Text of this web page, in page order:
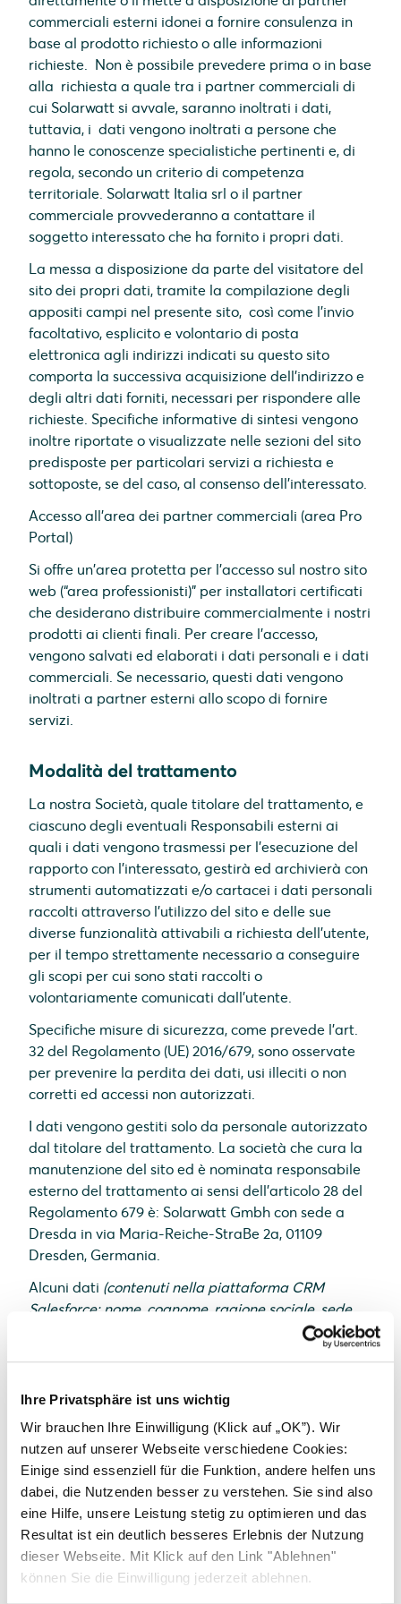
Ihre Privatsphäre ist uns wichtig
Wir brauchen Ihre Einwilligung (Klick auf „OK”). Wir
nutzen auf unserer Webseite verschiedene Cookies:
Einige sind essenziell für die Funktion, andere helfen uns
dabei, die Nutzenden besser zu verstehen. Sie sind also
eine Hilfe, unsere Leistung stetig zu optimieren und das
Resultat ist ein deutlich besseres Erlebnis der Nutzung
dieser Webseite. Mit Klick auf den Link "Ablehnen"
können Sie die Einwilligung jederzeit ablehnen.
commerciali esterni idonei a fornire consulenza in
base al prodotto richiesto o alle informazioni
richieste. Non è possibile prevedere prima o in base
alla richiesta a quale tra i partner commerciali di
cui Solarwatt si avvale, saranno inoltrati i dati,
tuttavia, i dati vengono inoltrati a persone che
hanno le conoscenze specialistiche pertinenti e, di
regola, secondo un criterio di competenza
territoriale. Solarwatt Italia srl o il partner
commerciale provvederanno a contattare il
soggetto interessato che ha fornito i propri dati.
La messa a disposizione da parte del visitatore del
sito dei propri dati, tramite la compilazione degli
appositi campi nel presente sito, così come l’invio
facoltativo, esplicito e volontario di posta
elettronica agli indirizzi indicati su questo sito
comporta la successiva acquisizione dell'indirizzo e
degli altri dati forniti, necessari per rispondere alle
richieste. Specifiche informative di sintesi vengono
inoltre riportate o visualizzate nelle sezioni del sito
predisposte per particolari servizi a richiesta e
sottoposte, se del caso, al consenso dell’interessato.
Accesso all'area dei partner commerciali (area Pro
Portal)
Si offre un'area protetta per l'accesso sul nostro sito
web (“area professionisti)” per installatori certificati
che desiderano distribuire commercialmente i nostri
prodotti ai clienti finali. Per creare l'accesso,
vengono salvati ed elaborati i dati personali e i dati
commerciali. Se necessario, questi dati vengono
inoltrati a partner esterni allo scopo di fornire
servizi.
Modalità del trattamento
La nostra Società, quale titolare del trattamento, e
ciascuno degli eventuali Responsabili esterni ai
quali i dati vengono trasmessi per l’esecuzione del
rapporto con l’interessato, gestirà ed archivierà con
strumenti automatizzati e/o cartacei i dati personali
raccolti attraverso l’utilizzo del sito e delle sue
diverse funzionalità attivabili a richiesta dell’utente,
per il tempo strettamente necessario a conseguire
gli scopi per cui sono stati raccolti o
volontariamente comunicati dall’utente.
Specifiche misure di sicurezza, come prevede l’art.
32 del Regolamento (UE) 2016/679, sono osservate
per prevenire la perdita dei dati, usi illeciti o non
corretti ed accessi non autorizzati.
I dati vengono gestiti solo da personale autorizzato
dal titolare del trattamento. La società che cura la
manutenzione del sito ed è nominata responsabile
esterno del trattamento ai sensi dell’articolo 28 del
Regolamento 679 è: Solarwatt Gmbh con sede a
Dresda in via Maria-Reiche-StraBe 2a, 01109
Dresden, Germania.
Alcuni dati (contenuti nella piattaforma CRM
Salesforce: nome, cognome, ragione sociale, sede,
potranno essere trasferiti in Paesi al
profilazione personale dell’utente ai fini delle
comunicazioni marketing diretto.
Sicurezza
Introduciamo misure di sicurezza tecniche e
organizzative per garantire che i dati personali
degli utenti del sito siano protetti da perdita,